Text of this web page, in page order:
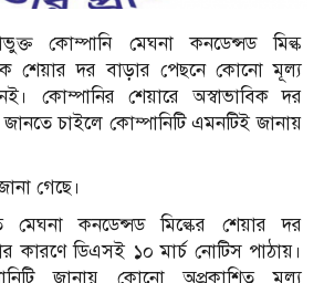
কোম্পানি মেঘনা কনডেন্সড মিল্ক
শেয়ার দর বাড়ার পেছনে কোনো মূল্য
কোম্পানির শেয়ারে অস্বাভাবিক দর
চাইলে কোম্পানিটি এমনটিই জানায়
গেছে।
মেঘনা কনডেন্সড মিল্কের শেয়ার দর
কারণে ডিএসই ১০ মার্চ নোটিস পাঠায়।
জানায় কোনো অপ্রকাশিত মূল্য